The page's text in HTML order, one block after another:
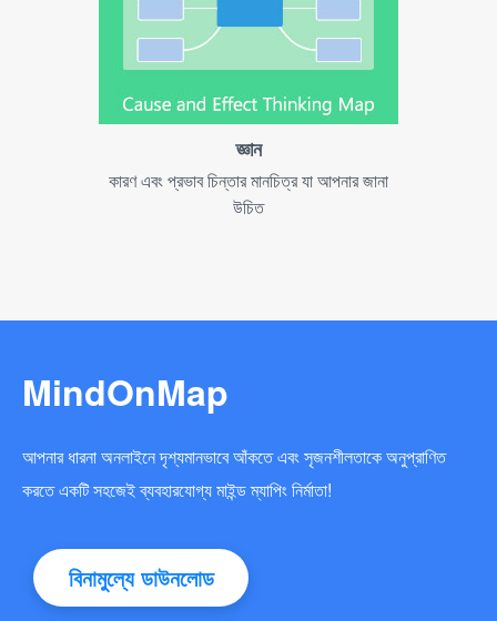
জ্ঞান
কারণ এবং প্রভাব চিন্তার মানচিত্র যা আপনার জানা
উচিত
MindOnMap
আপনার ধারনা অনলাইনে দৃশ্যমানভাবে আঁকতে এবং সৃজনশীলতাকে অনুপ্রাণিত
করতে একটি সহজেই ব্যবহারযোগ্য মাইন্ড ম্যাপিং নির্মাতা!
বিনামুল্যে ডাউনলোড